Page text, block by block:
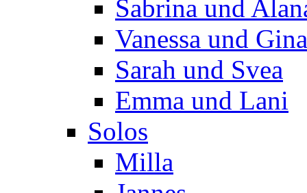
Sabrina und
Vanessa und Gina
Sarah und Svea
Emma und Lani
Solos
Milla